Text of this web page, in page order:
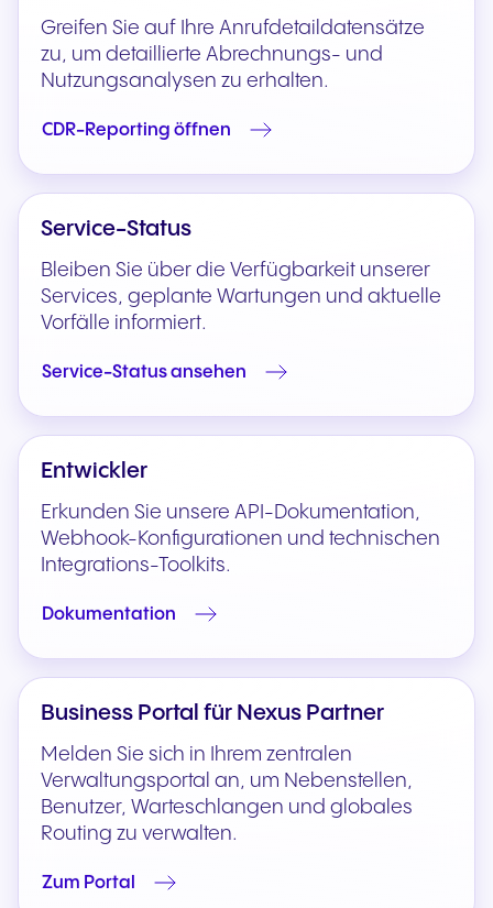
Greifen Sie auf Ihre Anrufdetaildatensätze
zu, um detaillierte Abrechnungs- und
Nutzungsanalysen zu erhalten.
CDR-Reporting öffnen
Service-Status
Bleiben Sie über die Verfügbarkeit unserer
Services, geplante Wartungen und aktuelle
Vorfälle informiert.
Service-Status ansehen
Entwickler
Erkunden Sie unsere API-Dokumentation,
Webhook-Konfigurationen und technischen
Integrations-Toolkits.
Dokumentation
Business Portal für Nexus Partner
Melden Sie sich in Ihrem zentralen
Verwaltungsportal an, um Nebenstellen,
Benutzer, Warteschlangen und globales
Routing zu verwalten.
Zum Portal